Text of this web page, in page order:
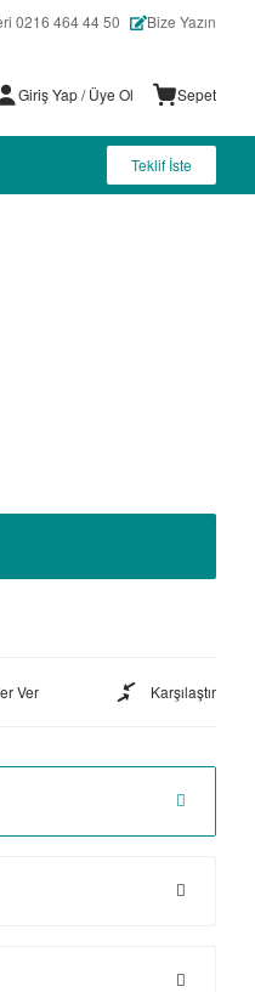
0216 464 44 50 Bize Yazın
Giriş Yap/ Üye Ol Sepet
Teklif İste
Ver Karşılaştır